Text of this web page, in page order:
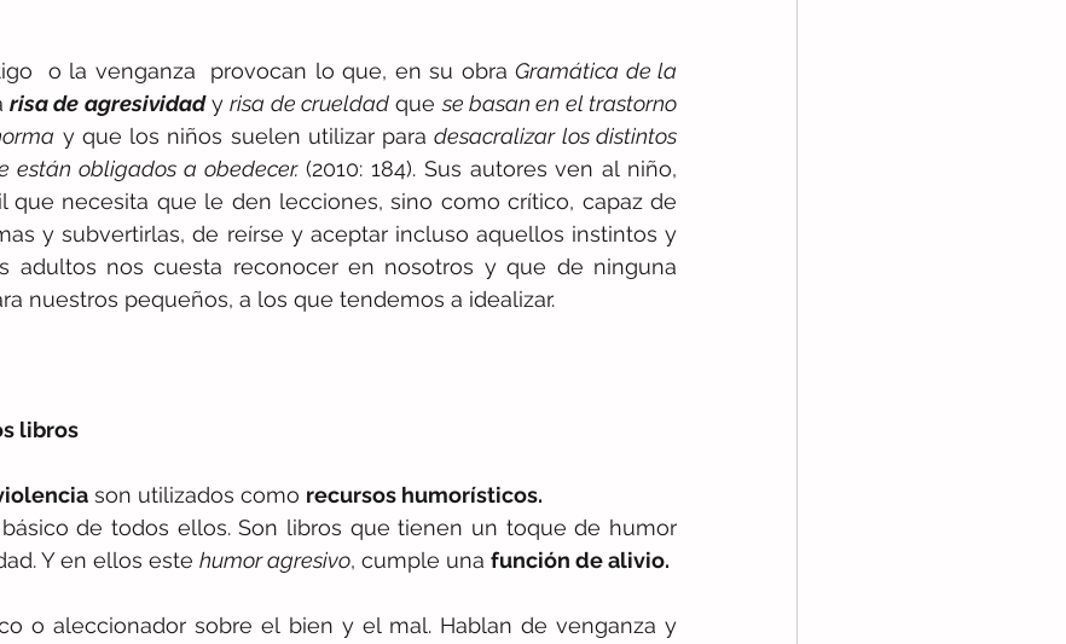
o la venganza  provocan lo que, en su obra Gramática de la
risa de agresividad y risa de crueldad que se basan en el trastorno
y que los niños suelen utilizar para desacralizar los distintos
están obligados a obedecer. (2010: 184). Sus autores ven al niño,
que necesita que le den lecciones, sino como crítico, capaz de
y subvertirlas, de reírse y aceptar incluso aquellos instintos y
adultos nos cuesta reconocer en nosotros y que de ninguna
nuestros pequeños, a los que tendemos a idealizar.
libros
son utilizados como recursos humorísticos.
de todos ellos. Son libros que tienen un toque de humor
Y en ellos este humor agresivo, cumple una función de alivio.
o aleccionador sobre el bien y el mal. Hablan de venganza y